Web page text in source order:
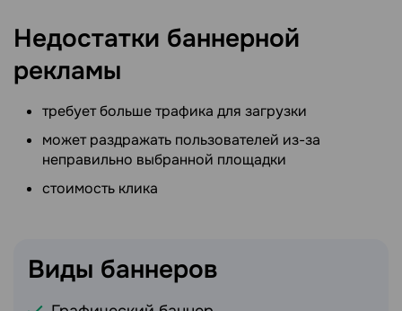
Недостатки баннерной
рекламы
требует больше трафика для загрузки
может раздражать пользователей из-за
неправильно выбранной площадки
стоимость клика
Виды баннеров